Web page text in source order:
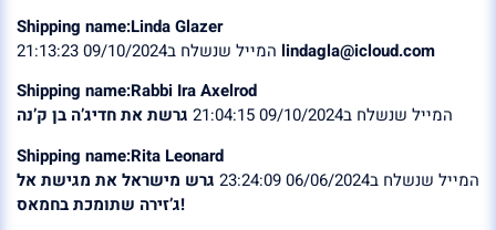
Shipping name:Linda Glazer
lindagla@icloud.com
Shipping name:Rabbi Ira Axelrod
המייל שנשלח ב09/10/2024 21:04:15
גרשת את חדיג’ה בן ק’נה
Shipping name:Rita Leonard
המייל שנשלח ב06/06/2024 23:24:09
גרש מישראל את מגישת אל
ג’זירה שתומכת בחמאס!